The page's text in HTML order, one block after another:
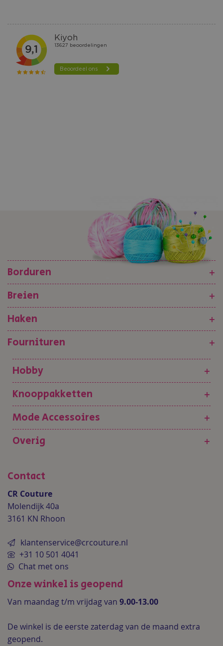
VERLANGLIJST
Borduren
+
Breien
+
Haken
+
Fournituren
+
Hobby
+
Knooppakketten
+
Mode Accessoires
+
Overig
+
Contact
CR Couture
Molendijk 40a
3161 KN Rhoon
klantenservice@crcouture.nl
+31 10 501 4041
Chat met ons
Onze winkel is geopend
Van maandag t/m vrijdag van 9.00-13.00
De winkel is de eerste zaterdag van de maand extra
geopend.